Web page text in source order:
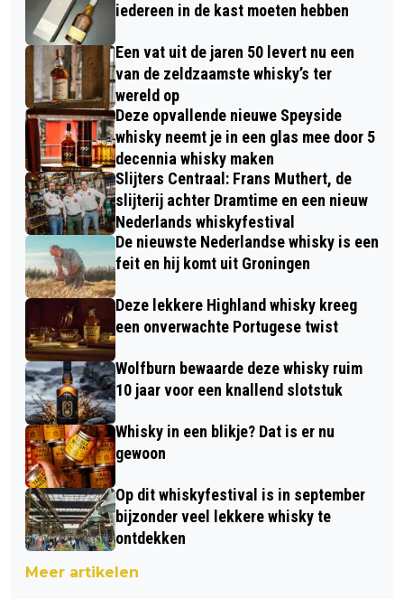
iedereen in de kast moeten hebben
Een vat uit de jaren 50 levert nu een
van de zeldzaamste whisky’s ter
wereld op
Deze opvallende nieuwe Speyside
whisky neemt je in een glas mee door 5
decennia whisky maken
Slijters Centraal: Frans Muthert, de
slijterij achter Dramtime en een nieuw
Nederlands whiskyfestival
De nieuwste Nederlandse whisky is een
feit en hij komt uit Groningen
Deze lekkere Highland whisky kreeg
een onverwachte Portugese twist
Wolfburn bewaarde deze whisky ruim
10 jaar voor een knallend slotstuk
Whisky in een blikje? Dat is er nu
gewoon
Op dit whiskyfestival is in september
bijzonder veel lekkere whisky te
ontdekken
Meer artikelen